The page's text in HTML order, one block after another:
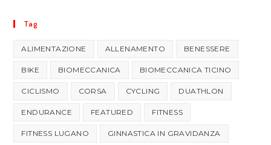
Tag
ALIMENTAZIONE ALLENAMENTO BENESSERE
BIKE BIOMECCANICA BIOMECCANICA TICINO
CICLISMO CORSA CYCLING DUATHLON
ENDURANCE FEATURED FITNESS
FITNESS LUGANO GINNASTICA IN GRAVIDANZA